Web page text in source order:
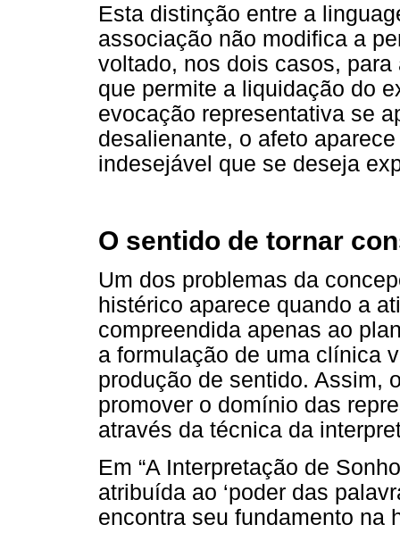
Esta distinção entre a
associação não modifica a
voltado, nos dois casos,
que permite a liquidação do
evocação representativa se
desalienante, o afeto
indesejável que se deseja
O sentido de tornar
Um dos problemas da
histérico aparece quando a
compreendida apenas ao
a formulação de uma clínica
produção de sentido. Assim,
promover o domínio das
através da técnica da
Em “A Interpretação de
atribuída ao ‘poder das
encontra seu fundamento na